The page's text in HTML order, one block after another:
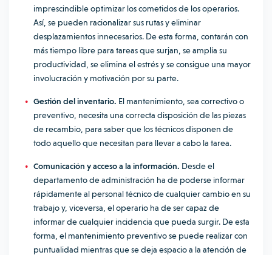
imprescindible optimizar los cometidos de los operarios.
Así, se pueden racionalizar sus rutas y eliminar
desplazamientos innecesarios. De esta forma, contarán con
más tiempo libre para tareas que surjan, se amplía su
productividad, se elimina el estrés y se consigue una mayor
involucración y motivación por su parte.
Gestión del inventario. El mantenimiento, sea correctivo o
preventivo, necesita una correcta disposición de las piezas
de recambio, para saber que los técnicos disponen de
todo aquello que necesitan para llevar a cabo la tarea.
Comunicación y acceso a la información. Desde el
departamento de administración ha de poderse informar
rápidamente al personal técnico de cualquier cambio en su
trabajo y, viceversa, el operario ha de ser capaz de
informar de cualquier incidencia que pueda surgir. De esta
forma, el mantenimiento preventivo se puede realizar con
puntualidad mientras que se deja espacio a la atención de